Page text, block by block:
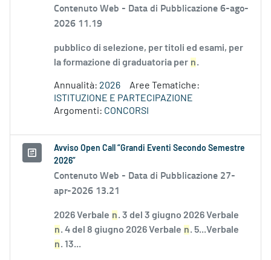
Contenuto Web - Data di Pubblicazione 6-ago-
2026 11.19
pubblico di selezione, per titoli ed esami, per
la formazione di graduatoria per n.
Annualità: 2026
Aree Tematiche:
ISTITUZIONE E PARTECIPAZIONE
Argomenti: CONCORSI
Avviso Open Call “Grandi Eventi Secondo Semestre
2026”
Contenuto Web - Data di Pubblicazione 27-
apr-2026 13.21
2026 Verbale n. 3 del 3 giugno 2026 Verbale
n. 4 del 8 giugno 2026 Verbale n. 5...Verbale
n. 13...